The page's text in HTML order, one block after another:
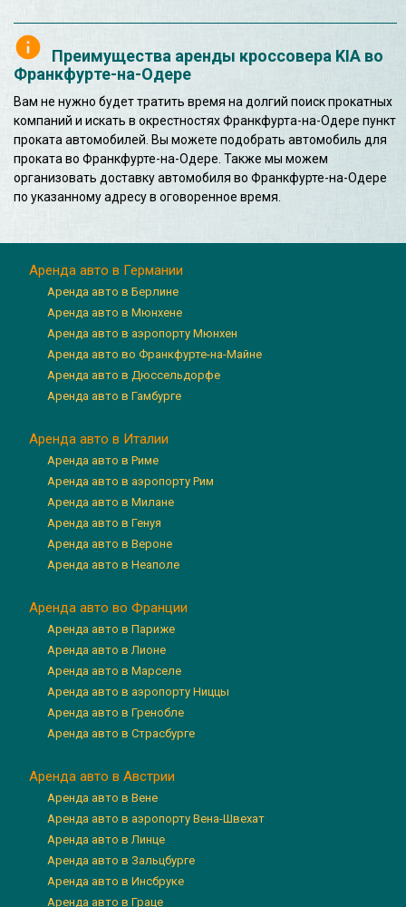
Преимущества аренды кроссовера KIA во
Франкфурте-на-Одере
Вам не нужно будет тратить время на долгий поиск прокатных
компаний и искать в окрестностях Франкфурта-на-Одере пункт
проката автомобилей. Вы можете подобрать автомобиль для
проката во Франкфурте-на-Одере. Также мы можем
организовать доставку автомобиля во Франкфурте-на-Одере
по указанному адресу в оговоренное время.
Аренда авто в Германии
Аренда авто в Берлине
Аренда авто в Мюнхене
Аренда авто в аэропорту Мюнхен
Аренда авто во Франкфурте-на-Майне
Аренда авто в Дюссельдорфе
Аренда авто в Гамбурге
Аренда авто в Италии
Аренда авто в Риме
Аренда авто в аэропорту Рим
Аренда авто в Милане
Аренда авто в Генуя
Аренда авто в Вероне
Аренда авто в Неаполе
Аренда авто во Франции
Аренда авто в Париже
Аренда авто в Лионе
Аренда авто в Марселе
Аренда авто в аэропорту Ниццы
Аренда авто в Гренобле
Аренда авто в Страсбурге
Аренда авто в Австрии
Аренда авто в Вене
Аренда авто в аэропорту Вена-Швехат
Аренда авто в Линце
Аренда авто в Зальцбурге
Аренда авто в Инсбруке
Аренда авто в Граце